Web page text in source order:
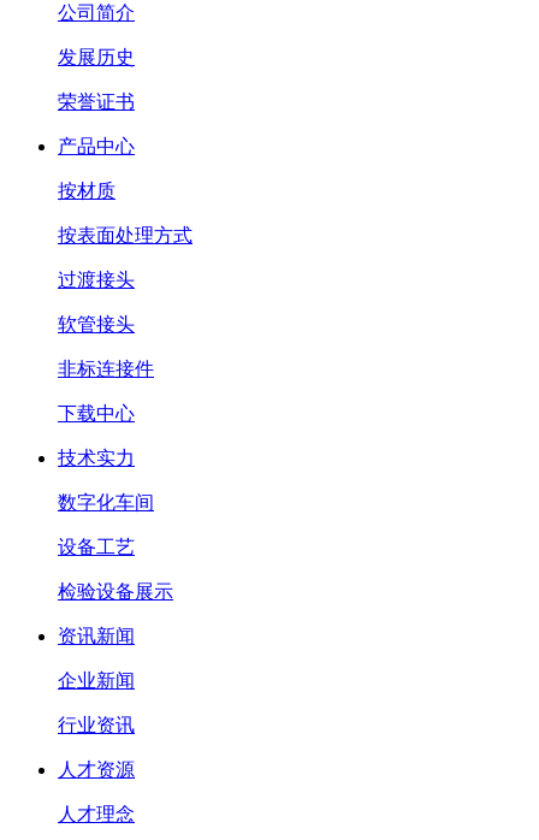
公司简介
发展历史
荣誉证书
产品中心
按材质
按表面处理方式
过渡接头
软管接头
非标连接件
下载中心
技术实力
数字化车间
设备工艺
检验设备展示
资讯新闻
企业新闻
行业资讯
人才资源
人才理念